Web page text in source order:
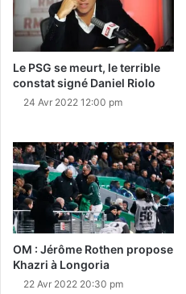
Le PSG se meurt, le terrible
constat signé Daniel Riolo
24 Avr 2022 12:00 pm
OM : Jérôme Rothen propose
Khazri à Longoria
22 Avr 2022 20:30 pm